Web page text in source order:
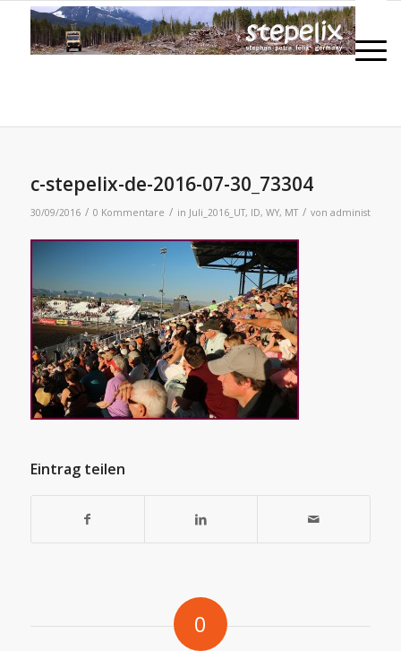
c-stepelix-de-2016-07-30_73304
30/09/2016 / 0 Kommentare / in Juli_2016_UT, ID, WY, MT / von administ
Eintrag teilen
0